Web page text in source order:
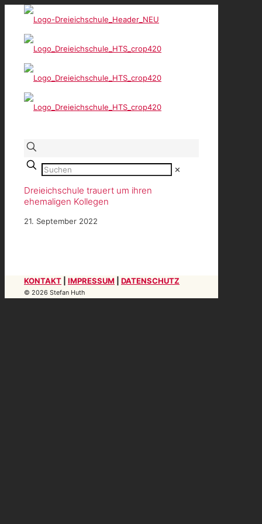
✕
Dreieichschule trauert um ihren
ehemaligen Kollegen
21. September 2022
KONTAKT IMPRESSUM DATENSCHUTZ
© 2026 Stefan Huth